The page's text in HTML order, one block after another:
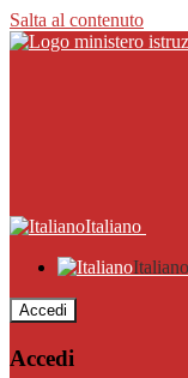
Salta al contenuto
Italiano
Italiano
Accedi
Accedi